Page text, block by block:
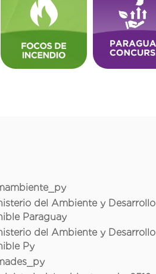
del Ambiente y Desarrollo
Paraguay
del Ambiente y Desarrollo
Py